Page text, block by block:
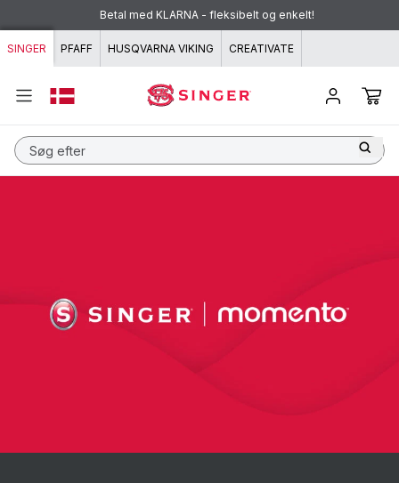
Spring til indhold
Betal med KLARNA - fleksibelt og enkelt!
SINGER PFAFF HUSQVARNA VIKING CREATIVATE
Søg efter